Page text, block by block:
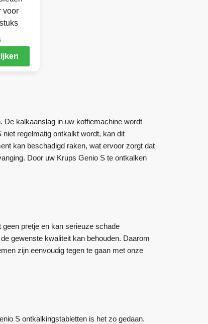
voor
De kalkaanslag in uw koffiemachine wordt
regelmatig ontkalkt wordt, kan dit
kan beschadigd raken, wat ervoor zorgt dat
Door uw Krups Genio S te ontkalken
pretje en kan serieuze schade
gewenste kwaliteit kan behouden. Daarom
zijn eenvoudig tegen te gaan met onze
S ontkalkingstabletten is het zo gedaan.